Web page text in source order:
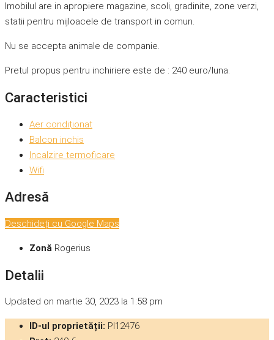
Imobilul are in apropiere magazine, scoli, gradinite, zone verzi,
statii pentru mijloacele de transport in comun.
Nu se accepta animale de companie.
Pretul propus pentru inchiriere este de : 240 euro/luna.
Caracteristici
Aer condiționat
Balcon inchis
Incalzire termoficare
Wifi
Adresă
Deschideți cu Google Maps
Zonă Rogerius
Detalii
Updated on martie 30, 2023 la 1:58 pm
ID-ul proprietății: PI12476